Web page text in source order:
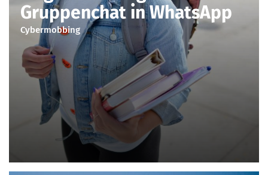
Gruppenchat in WhatsApp
Cybermobbing